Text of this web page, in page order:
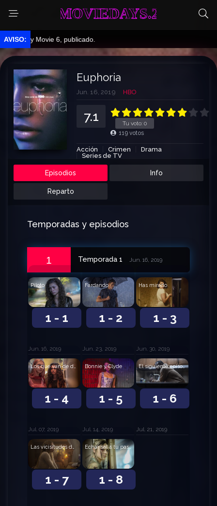
MOVIEDAYS.2
Movie 6, publicado.
Euphoria
Jun. 16, 2019 HBO
Tu voto: 0
7.1
119 votos
Acción Crimen
Drama
Series de TV
Episodios Info
Reparto
Temporadas y episodios
1 Temporada 1 Jun. 16, 2019
1 - 1
Piloto
Jun. 16, 2019
1 - 2
Fardando
Jun. 23, 2019
1 - 3
Has mirado
Jun. 30, 2019
1 - 4
Los que van de duros - 2ª parte
Jul. 07, 2019
1 - 5
Bonnie y Clyde
Jul. 14, 2019
1 - 6
El siguiente episodio
Jul. 21, 2019
1 - 7
Las vicisitudes de intentar mear deprimida
1 - 8
Echar sal a tu paso